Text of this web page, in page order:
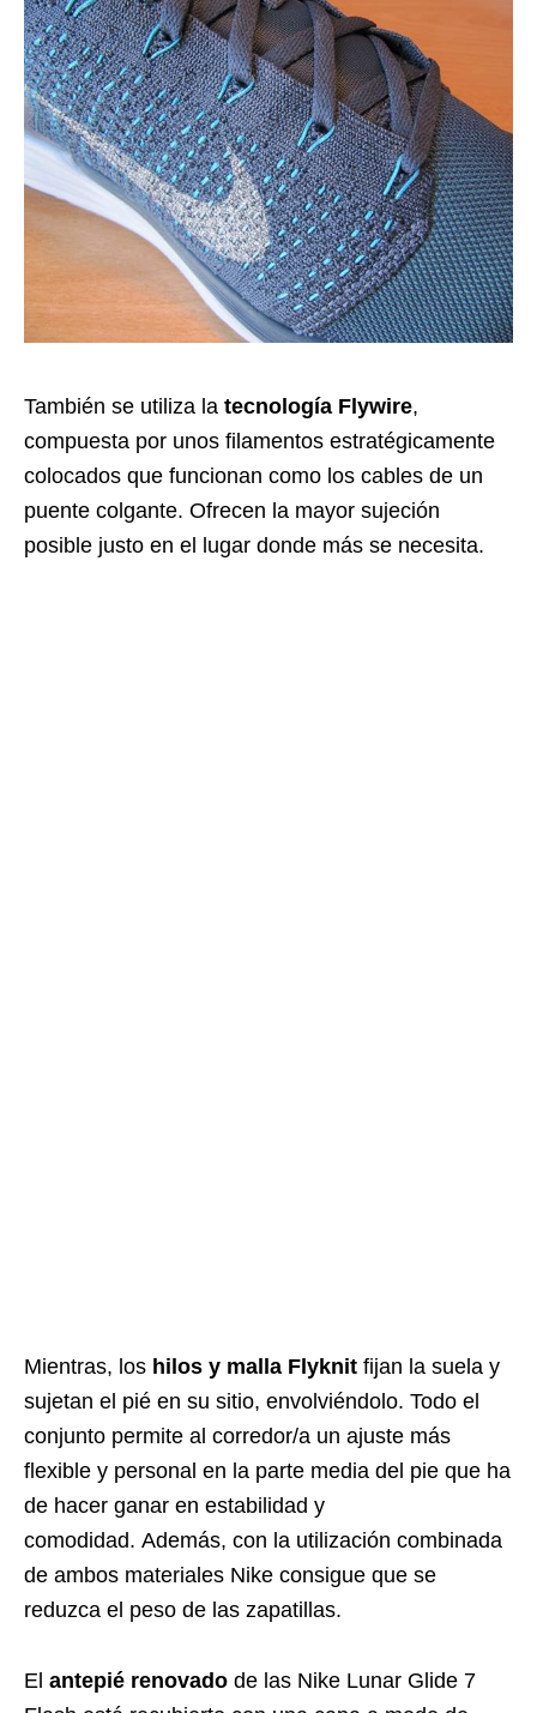
También se utiliza la tecnología Flywire,
compuesta por unos filamentos estratégicamente
colocados que funcionan como los cables de un
puente colgante. Ofrecen la mayor sujeción
posible justo en el lugar donde más se necesita.
Mientras, los hilos y malla Flyknit fijan la suela y
sujetan el pié en su sitio, envolviéndolo. Todo el
conjunto permite al corredor/a un ajuste más
flexible y personal en la parte media del pie que ha
de hacer ganar en estabilidad y
comodidad. Además, con la utilización combinada
de ambos materiales Nike consigue que se
reduzca el peso de las zapatillas.
El antepié renovado de las Nike Lunar Glide 7